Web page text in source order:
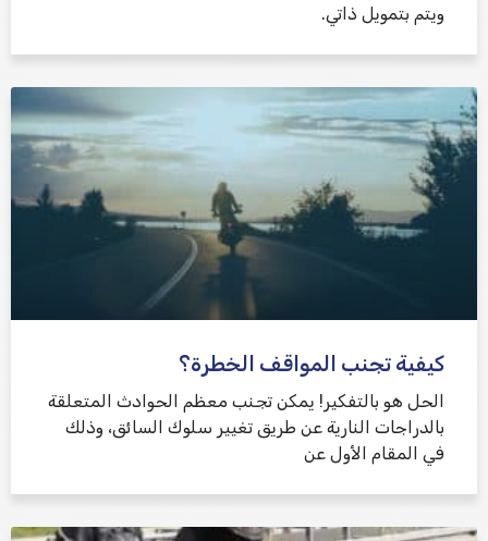
ويتم بتمويل ذاتي.
كيفية تجنب المواقف الخطرة؟
الحل هو بالتفكير! يمكن تجنب معظم الحوادث المتعلقة
بالدراجات النارية عن طريق تغيير سلوك السائق، وذلك
في المقام الأول عن